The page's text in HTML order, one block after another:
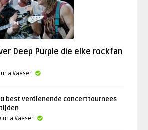
Deep Purple die elke rockfan
Vaesen
best verdienende concerttournees
Vaesen